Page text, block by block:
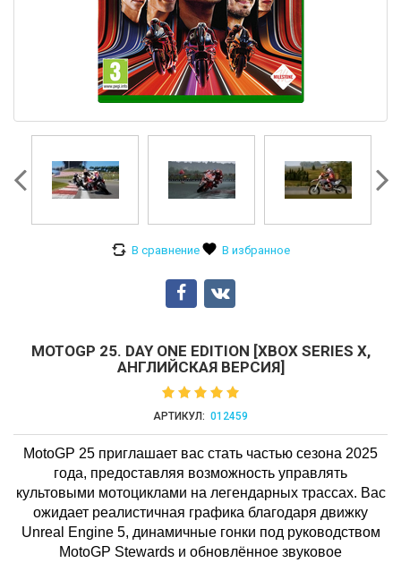
MOTOGP 25. DAY ONE EDITION [XBOX SERIES X,
АНГЛИЙСКАЯ ВЕРСИЯ]
АРТИКУЛ: 012459
MotoGP 25 приглашает вас стать частью сезона 2025
года, предоставляя возможность управлять
культовыми мотоциклами на легендарных трассах. Вас
ожидает реалистичная графика благодаря движку
Unreal Engine 5, динамичные гонки под руководством
MotoGP Stewards и обновлённое звуковое